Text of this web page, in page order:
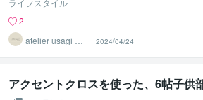
ライフスタイル
2
atelier usagi 空
間デザイン
2024/04/24
アクセントクロスを使った、6帖子供